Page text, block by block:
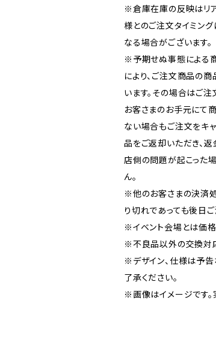
※倉庫在庫の反映はリ
様とのご注文タイミン
なる場合がございます。
※予期せぬ事態による
により、ご注文商品の
います。その場合はご注
お客さまのお手元にて
ない場合もご注文をキ
品をご返却いただき、返
店側の問題が起こった
ん。
※他のお客さまの決済
り切れであっても後日
※イベント会場とは価格
※不良品以外の交換対
※デザイン、仕様は予
了承ください。
※画像はイメージです。